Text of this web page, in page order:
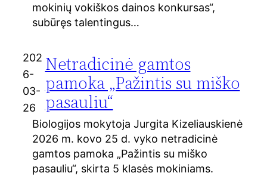
mokinių vokiškos dainos konkursas“,
subūręs talentingus…
202
6-
03-
26
Netradicinė gamtos
pamoka „Pažintis su miško
pasauliu“
Biologijos mokytoja Jurgita Kizeliauskienė
2026 m. kovo 25 d. vyko netradicinė
gamtos pamoka „Pažintis su miško
pasauliu“, skirta 5 klasės mokiniams.